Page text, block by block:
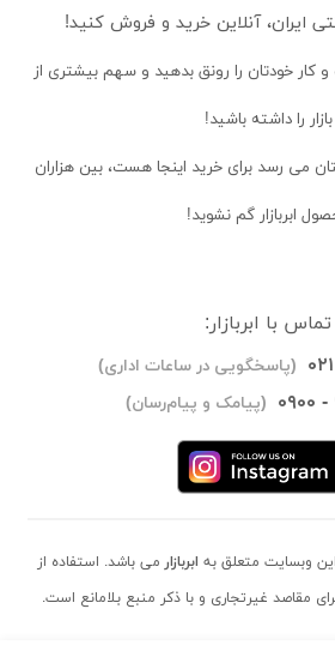
ایران، آنلاین خرید و فروش کنید!
و کار خودتان را رونق بدهید و سهم بیشتری از
بازار را داشته باشید!
می رسد برای خرید اینجا هست، بین هزاران
ابربازار گم نشوید!
تماس با ابربازار:
۶۱ (پاسخگویی در ساعات اداری)
۷۱ ۶۱ (پیامک و پیام‌رسان)
وبسایت متعلق به ابربازار می باشد. استفاده از
مقاصد غیرتجاری و با ذکر منبع بلامانع است.